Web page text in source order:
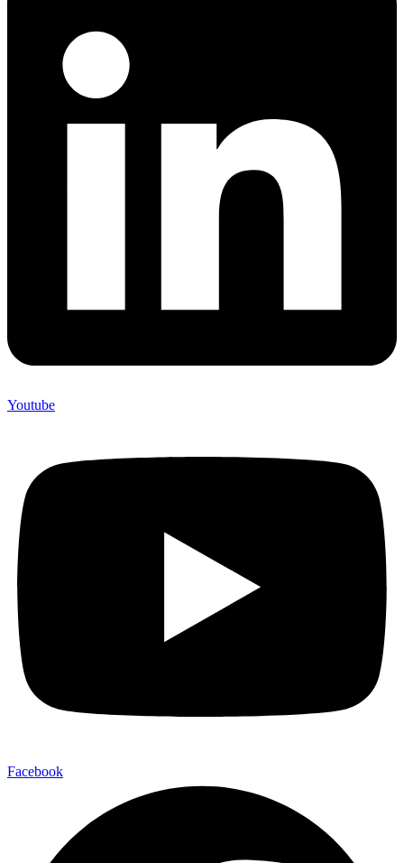
Youtube
Facebook